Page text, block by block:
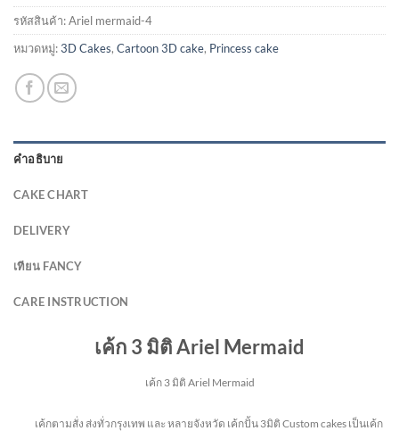
รหัสสินค้า:Ariel mermaid-4
หมวดหมู่:3D Cakes, Cartoon 3D cake, Princess cake
คำอธิบาย
CAKE CHART
DELIVERY
เทียน FANCY
CARE INSTRUCTION
เค้ก 3 มิติ Ariel Mermaid
เค้ก 3 มิติ Ariel Mermaid
เค้กตามสั่ง ส่งทั่วกรุงเทพ และ หลายจังหวัด เค้กปั้น 3มิติ Custom cakes เป็นเค้ก